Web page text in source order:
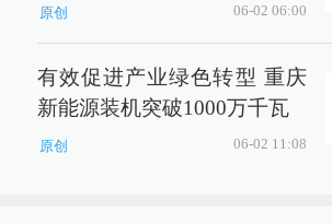
原创 06-02 06:00
有效促进产业绿色转型 重庆
新能源装机突破1000万千瓦
原创 06-02 11:08